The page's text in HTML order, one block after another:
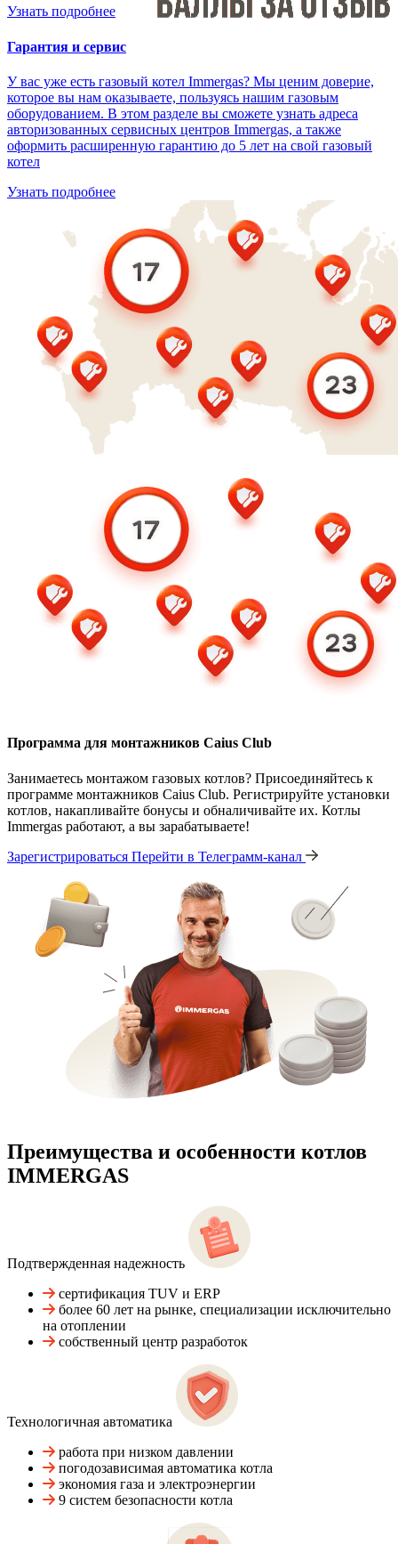
Узнать подробнее
Гарантия и сервис
У вас уже есть газовый котел Immergas? Мы ценим доверие,
которое вы нам оказываете, пользуясь нашим газовым
оборудованием. В этом разделе вы сможете узнать адреса
авторизованных сервисных центров Immergas, а также
оформить расширенную гарантию до 5 лет на свой газовый
котел
Узнать подробнее
Программа для монтажников Caius Club
Занимаетесь монтажом газовых котлов? Присоединяйтесь к
программе монтажников Caius Club. Регистрируйте установки
котлов, накапливайте бонусы и обналичивайте их. Котлы
Immergas работают, а вы зарабатываете!
Зарегистрироваться Перейти в Телеграмм-канал
Преимущества и особенности котлов
IMMERGAS
Подтвержденная надежность
сертификация TUV и ERP
более 60 лет на рынке, специализации исключительно
на отоплении
собственный центр разработок
Технологичная автоматика
работа при низком давлении
погодозависимая автоматика котла
экономия газа и электроэнергии
9 систем безопасности котла